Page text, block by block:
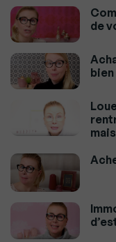
de